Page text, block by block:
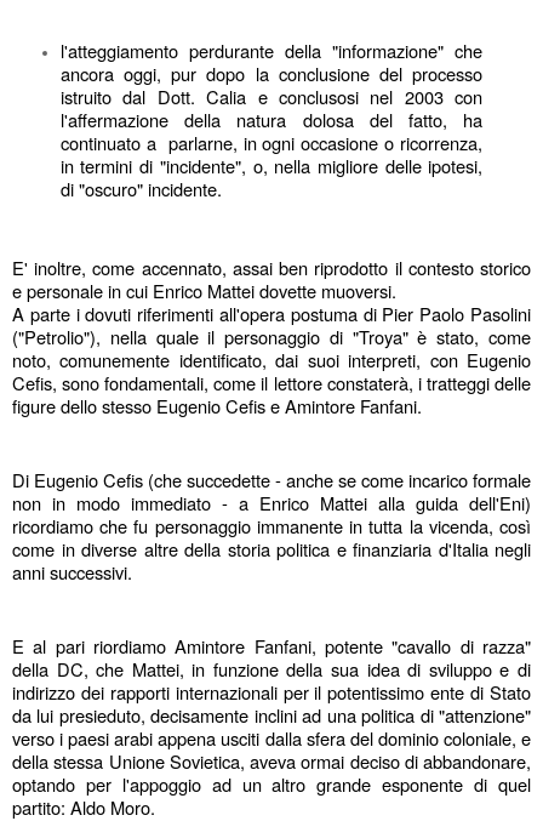
l'atteggiamento perdurante della "informazione" che
ancora oggi, pur dopo la conclusione del processo
istruito dal Dott. Calia e conclusosi nel 2003 con
l'affermazione della natura dolosa del fatto, ha
continuato a  parlarne, in ogni occasione o ricorrenza,
in termini di "incidente", o, nella migliore delle ipotesi,
di "oscuro" incidente.
E' inoltre, come accennato, assai ben riprodotto il contesto storico
e personale in cui Enrico Mattei dovette muoversi.
A parte i dovuti riferimenti all'opera postuma di Pier Paolo Pasolini
("Petrolio"), nella quale il personaggio di "Troya" è stato, come
noto, comunemente identificato, dai suoi interpreti, con Eugenio
Cefis, sono fondamentali, come il lettore constaterà, i tratteggi delle
figure dello stesso Eugenio Cefis e Amintore Fanfani.
Di Eugenio Cefis (che succedette - anche se come incarico formale
non in modo immediato - a Enrico Mattei alla guida dell'Eni)
ricordiamo che fu personaggio immanente in tutta la vicenda, così
come in diverse altre della storia politica e finanziaria d'Italia negli
anni successivi.
E al pari riordiamo Amintore Fanfani, potente "cavallo di razza"
della DC, che Mattei, in funzione della sua idea di sviluppo e di
indirizzo dei rapporti internazionali per il potentissimo ente di Stato
da lui presieduto, decisamente inclini ad una politica di "attenzione"
verso i paesi arabi appena usciti dalla sfera del dominio coloniale, e
della stessa Unione Sovietica, aveva ormai deciso di abbandonare,
optando per l'appoggio ad un altro grande esponente di quel
partito: Aldo Moro.